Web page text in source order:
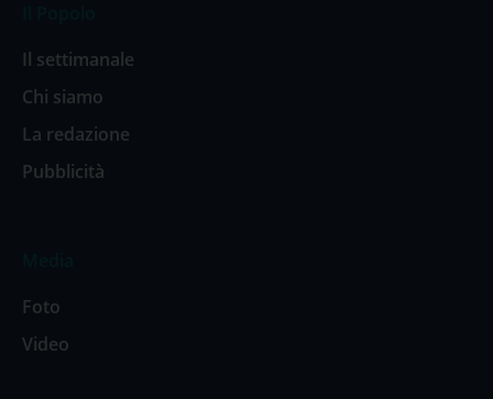
Il settimanale
Chi siamo
La redazione
Pubblicità
Foto
Video